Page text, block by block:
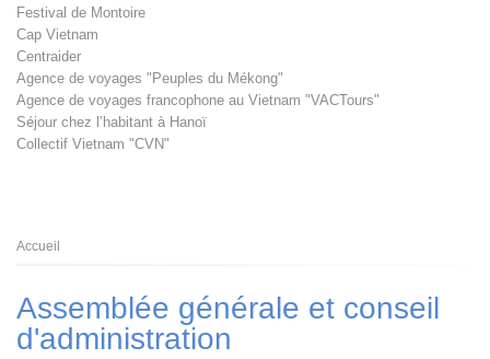
Festival de Montoire
Cap Vietnam
Centraider
Agence de voyages "Peuples du Mékong"
Agence de voyages francophone au Vietnam "VACTours"
Séjour chez l’habitant à Hanoï
Collectif Vietnam "CVN"
Fil
Accueil
Assemblée générale et conseil
d'administration